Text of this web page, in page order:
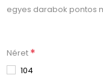
egyes darabok pontos
Néret *
104